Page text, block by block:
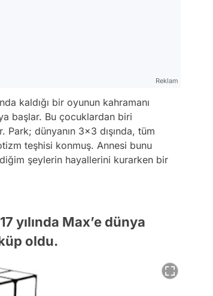
Reklam
kaldığı bir oyunun kahramanı
başlar. Bu çocuklardan biri
Park; dünyanın 3x3 dışında, tüm
teşhisi konmuş. Annesi bunu
şeylerin hayallerini kurarken bir
yılında Max’e dünya
oldu.